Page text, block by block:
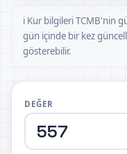
ℹ️ Kur bilgileri TCMB'nin
gün içinde bir kez
gösterebilir.
DEĞER